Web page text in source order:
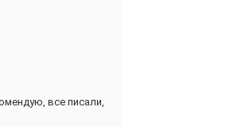
бегите с вашими
все писали,